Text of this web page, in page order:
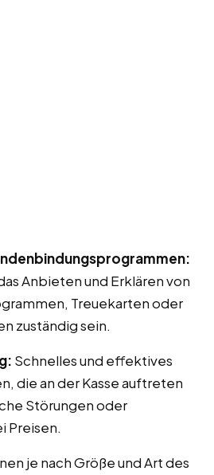
Anbieten und Erklären von
Treuekarten oder
zuständig sein.
Schnelles und effektives
die an der Kasse auftreten
Störungen oder
Preisen.
je nach Größe und Art des